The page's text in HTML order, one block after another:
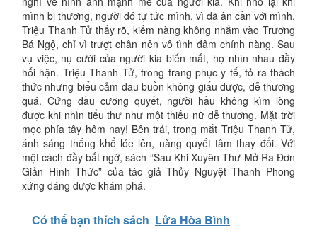
mình bị thương, người đó tự tức mình, vì đã ân cần với mình.
Triệu Thanh Tử thấy rõ, kiếm nàng không nhắm vào Trương
Bá Ngộ, chỉ vì trượt chân nên vô tình đâm chính nàng. Sau
vụ việc, nụ cười của người kia biến mất, họ nhìn nhau đầy
hối hận. Triệu Thanh Tử, trong trang phục y tế, tỏ ra thách
thức nhưng biểu cảm đau buồn không giấu được, dễ thương
quá. Cứng đầu cương quyết, người hầu không kìm lòng
được khi nhìn tiểu thư như một thiếu nữ dễ thương. Mặt trời
mọc phía tây hôm nay! Bên trái, trong mắt Triệu Thanh Tử,
ánh sáng thống khổ lóe lên, nàng quyết tâm thay đổi. Với
một cách đầy bất ngờ, sách “Sau Khi Xuyên Thư Mở Ra Đơn
Giản Hình Thức” của tác giả Thủy Nguyệt Thanh Phong
xứng đáng được khám phá.
Có thể bạn thích sách Lửa Hòa Bình